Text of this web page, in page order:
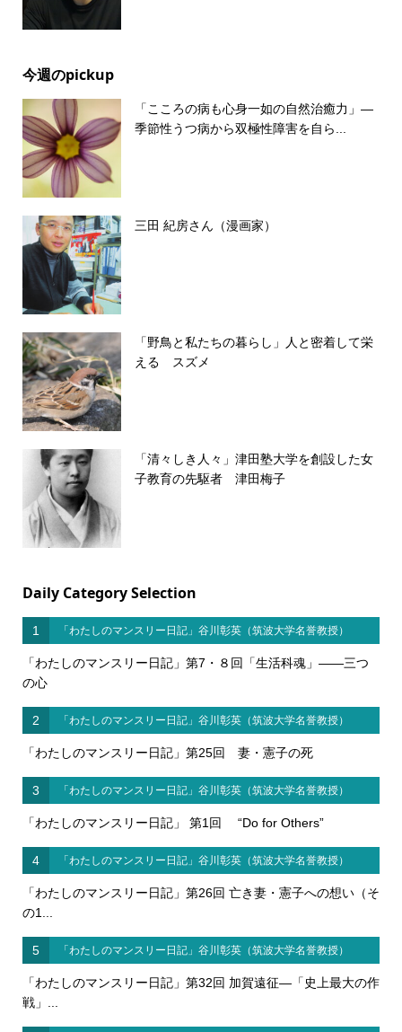
今週のpickup
「こころの病も心身一如の自然治癒力」―
季節性うつ病から双極性障害を自ら...
三田 紀房さん（漫画家）
「野鳥と私たちの暮らし」人と密着して栄
える スズメ
「清々しき人々」津田塾大学を創設した女
子教育の先駆者 津田梅子
Daily Category Selection
1 「わたしのマンスリー日記」谷川彰英（筑波大学名誉教授）
「わたしのマンスリー日記」第7・８回「生活科魂」――三つ
の心
2 「わたしのマンスリー日記」谷川彰英（筑波大学名誉教授）
「わたしのマンスリー日記」第25回 妻・憲子の死
3 「わたしのマンスリー日記」谷川彰英（筑波大学名誉教授）
「わたしのマンスリー日記」 第1回 “Do for Others”
4 「わたしのマンスリー日記」谷川彰英（筑波大学名誉教授）
「わたしのマンスリー日記」第26回 亡き妻・憲子への想い（そ
の1...
5 「わたしのマンスリー日記」谷川彰英（筑波大学名誉教授）
「わたしのマンスリー日記」第32回 加賀遠征―「史上最大の作
戦」...